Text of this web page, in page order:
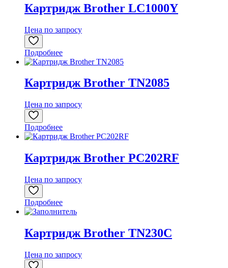
Картридж Brother LC1000Y
Цена по запросу
Подробнее
Картридж Brother TN2085
Цена по запросу
Подробнее
Картридж Brother PC202RF
Цена по запросу
Подробнее
Картридж Brother TN230C
Цена по запросу